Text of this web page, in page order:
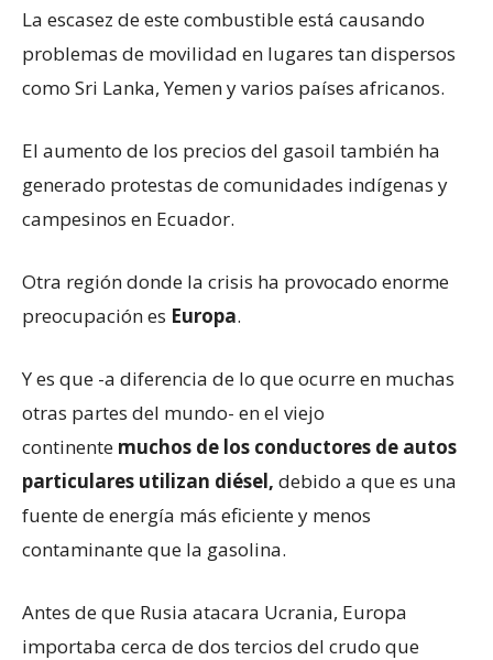
La escasez de este combustible está causando
problemas de movilidad en lugares tan dispersos
como Sri Lanka, Yemen y varios países africanos.
El aumento de los precios del gasoil también ha
generado protestas de comunidades indígenas y
campesinos en Ecuador.
Otra región donde la crisis ha provocado enorme
preocupación es Europa.
Y es que -a diferencia de lo que ocurre en muchas
otras partes del mundo- en el viejo
continente muchos de los conductores de autos
particulares utilizan diésel, debido a que es una
fuente de energía más eficiente y menos
contaminante que la gasolina.
Antes de que Rusia atacara Ucrania, Europa
importaba cerca de dos tercios del crudo que